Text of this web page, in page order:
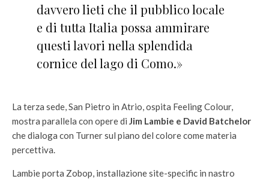
davvero lieti che il pubblico locale
e di tutta Italia possa ammirare
questi lavori nella splendida
cornice del lago di Como.»
La terza sede, San Pietro in Atrio, ospita Feeling Colour,
mostra parallela con opere di Jim Lambie e David Batchelor
che dialoga con Turner sul piano del colore come materia
percettiva.
Lambie porta Zobop, installazione site-specific in nastro